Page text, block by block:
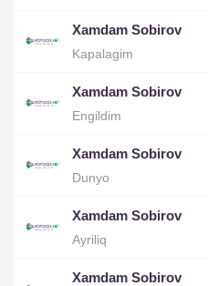
Xamdam Sobirov
Kapalagim
Xamdam Sobirov
Engildim
Xamdam Sobirov
Dunyo
Xamdam Sobirov
Ayriliq
Xamdam Sobirov